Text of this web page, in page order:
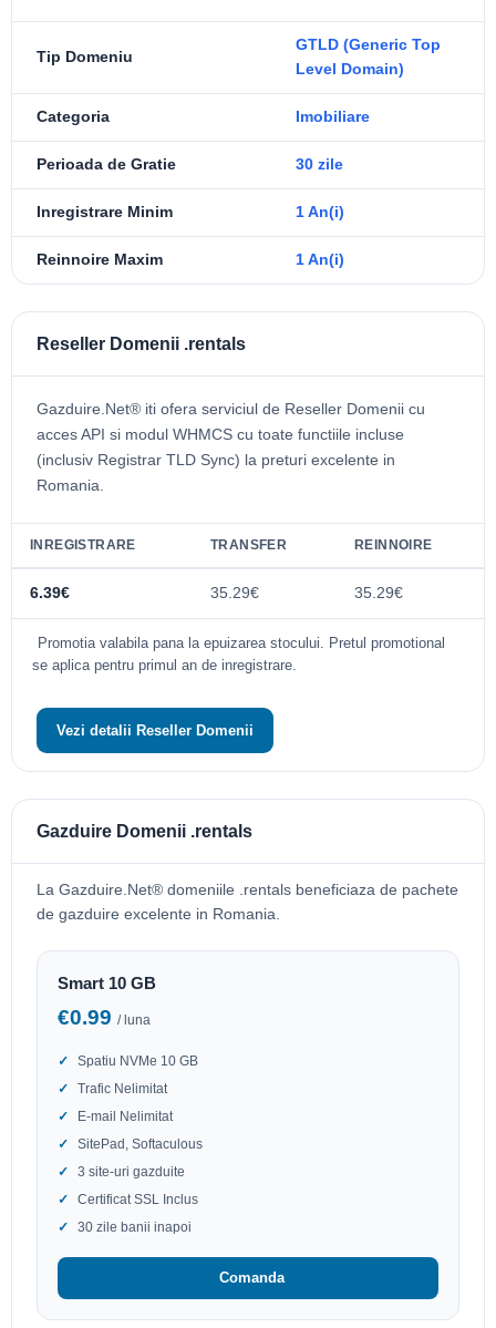
Tip Domeniu
GTLD (Generic Top
Level Domain)
Categoria Imobiliare
Perioada de Gratie 30 zile
Inregistrare Minim 1 An(i)
Reinnoire Maxim 1 An(i)
Reseller Domenii .rentals
Gazduire.Net® iti ofera serviciul de Reseller Domenii cu
acces API si modul WHMCS cu toate functiile incluse
(inclusiv Registrar TLD Sync) la preturi excelente in
Romania.
INREGISTRARE TRANSFER REINNOIRE
6.39€ 35.29€ 35.29€
Promotia valabila pana la epuizarea stocului. Pretul promotional
se aplica pentru primul an de inregistrare.
Vezi detalii Reseller Domenii
Gazduire Domenii .rentals
La Gazduire.Net® domeniile .rentals beneficiaza de pachete
de gazduire excelente in Romania.
Smart 10 GB
€0.99 / luna
Spatiu NVMe 10 GB
Trafic Nelimitat
E-mail Nelimitat
SitePad, Softaculous
3 site-uri gazduite
Certificat SSL Inclus
30 zile banii inapoi
Comanda